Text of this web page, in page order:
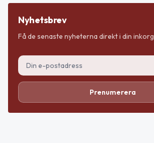
Nyhetsbrev
Få de senaste nyheterna direkt i din
Prenumerera